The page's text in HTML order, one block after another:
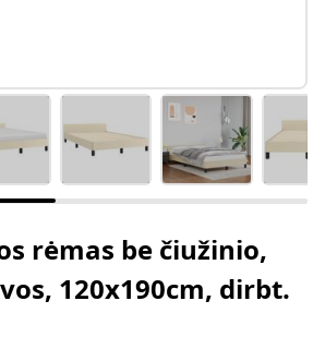
rėmas be čiužinio,
120x190cm, dirbt.